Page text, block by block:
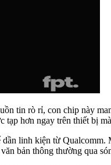
tin rò rỉ, con chip này
hơn ngay trên thiết bị
linh kiện từ
bản thông thường qua